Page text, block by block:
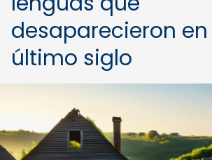
desaparecieron en
último siglo